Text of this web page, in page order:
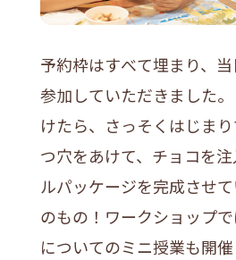
予約枠はすべて埋まり、
参加していただきました
けたら、さっそくはじま
つ穴をあけて、チョコを
ルパッケージを完成させ
のもの！ワークショップ
についてのミニ授業も開催